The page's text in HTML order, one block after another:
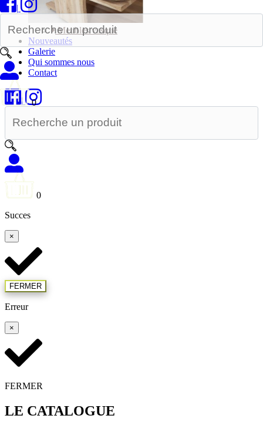
|
0
Meubles vasque
Nouveautés
Galerie
Qui sommes nous
Contact
|
0
Succes
×
FERMER
Erreur
×
FERMER
LE CATALOGUE